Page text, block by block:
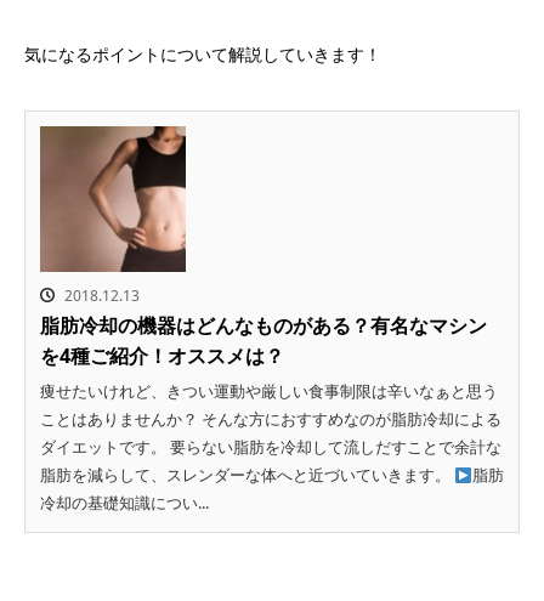
気になるポイントについて解説していきます！
2018.12.13
脂肪冷却の機器はどんなものがある？有名なマシン
を4種ご紹介！オススメは？
痩せたいけれど、きつい運動や厳しい食事制限は辛いなぁと思う
ことはありませんか？ そんな方におすすめなのが脂肪冷却による
ダイエットです。 要らない脂肪を冷却して流しだすことで余計な
脂肪を減らして、スレンダーな体へと近づいていきます。
脂肪
冷却の基礎知識につい...